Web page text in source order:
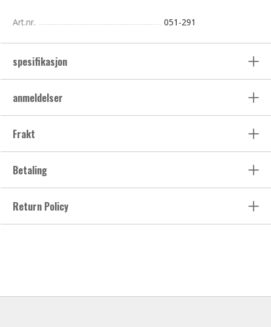
Art.nr. 051-291
spesifikasjon
anmeldelser
Frakt
Betaling
Return Policy